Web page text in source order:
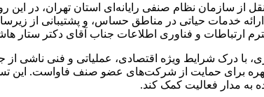
از سازمان نظام صنفی رایانه‌ای استان تهران، در
خدمات حیاتی در مناطق حساس، و پشتیبانی از
ارتباطات و فناوری اطلاعات جناب آقای دکتر ستار
با درک شرایط ویژه اقتصادی، عملیاتی و فنی ناشی
برای حمایت از شرکت‌های عضو صنف فاواست. این
مدار فعالیت کمک کند.